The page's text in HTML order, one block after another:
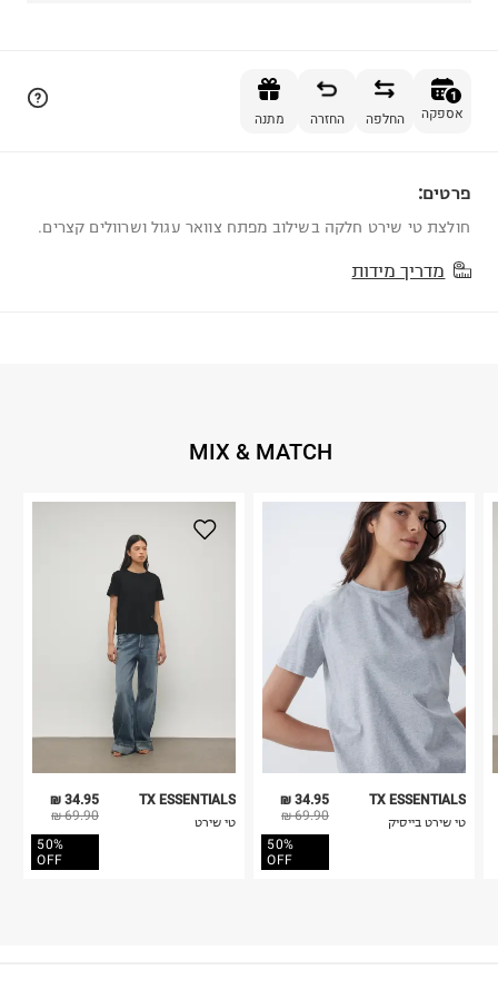
1
אספקה החלפה החזרה מתנה
פרטים:
חולצת טי שירט חלקה בשילוב מפתח צוואר עגול ושרוולים קצרים.
מדריך מידות
MIX & MATCH
34.95 ₪
69.90 ₪
50%
OFF
TX ESSENTIALS
טי שירט
34.95 ₪
69.90 ₪
50%
OFF
TX ESSENTIALS
טי שירט בייסיק